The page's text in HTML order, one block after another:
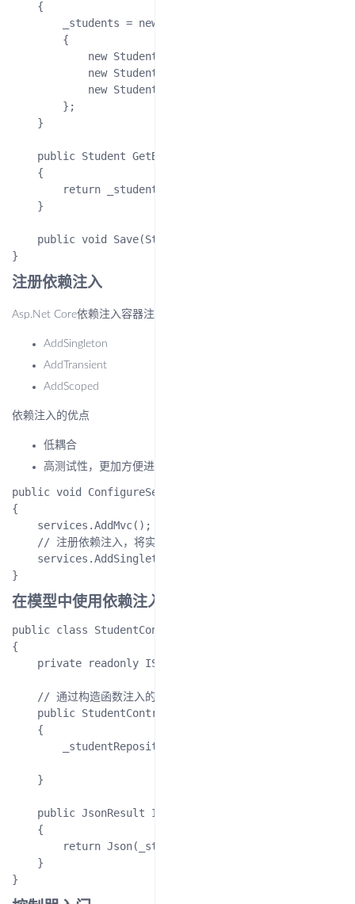
    {
        _students = new List<Student>
        {
new Student { Id=1, Name="小米",
new Student { Id=2, Name="华为",
new Student { Id=3, Name="oppo",
        };
    }
    public Student GetById(int id)
    {
return _students.FirstOrDefault(a => a.Id ==
    }
public void Save(Student student) => throw new
注册依赖注入
Asp.Net Core依赖注入容器注册服务有三种
AddSingleton
AddTransient
AddScoped
依赖注入的优点
低耦合
高测试性，更加方便进行单元测试
public void ConfigureServices(IServiceCollection
{
    services.AddMvc();
    // 注册依赖注入，将实现类与接口绑定
services.AddSingleton<IStudentRepository,
在模型中使用依赖注入
public class StudentController : Controller
{
private readonly IStudentRepository
    // 通过构造函数注入的方式注入 IStudentRepository
public StudentController(IStudentRepository
    {
        _studentRepository = studentRepository;
    }
    public JsonResult Index(int id)
    {
        return Json(_studentRepository.GetById(id));
    }